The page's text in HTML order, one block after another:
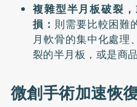
複雜型半月板破裂
損： 則需要比較困難
月軟骨的集中化處理
裂的半月板，或是商
微創手術加速恢